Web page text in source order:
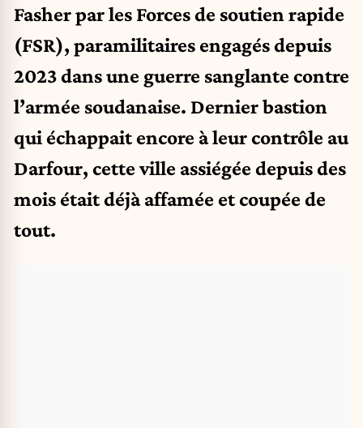
Fasher par les Forces de soutien rapide
(FSR), paramilitaires engagés depuis
2023 dans une guerre sanglante contre
l’armée soudanaise. Dernier bastion
qui échappait encore à leur contrôle au
Darfour, cette ville assiégée depuis des
mois était déjà affamée et coupée de
tout.